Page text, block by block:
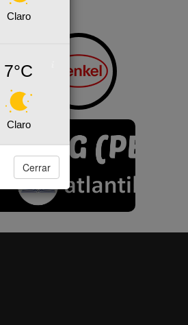
Claro
7°C
Claro
Cerrar